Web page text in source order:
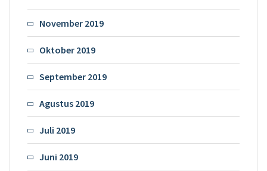
November 2019
Oktober 2019
September 2019
Agustus 2019
Juli 2019
Juni 2019